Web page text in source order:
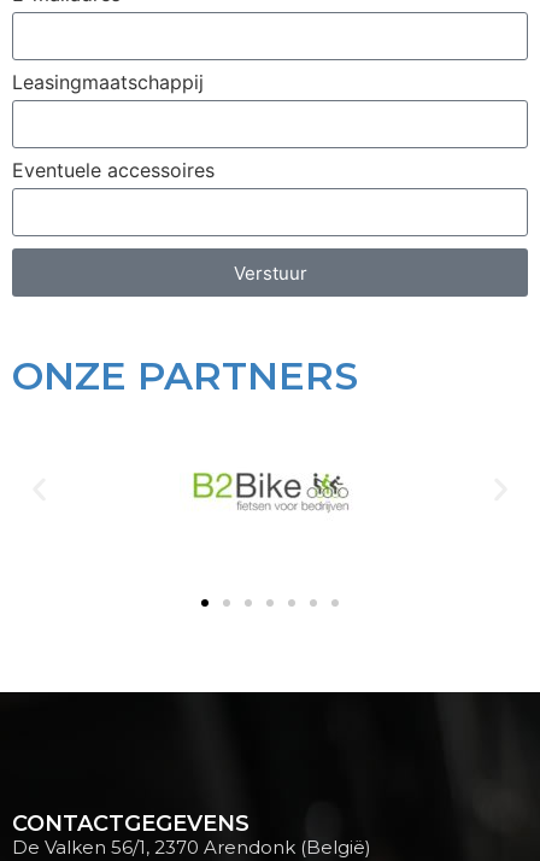
Leasingmaatschappij
Eventuele accessoires
Verstuur
ONZE PARTNERS
CONTACTGEGEVENS
De Valken 56/1, 2370 Arendonk (België)